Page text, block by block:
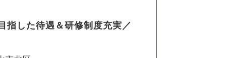
指した待遇＆研修制度充実／